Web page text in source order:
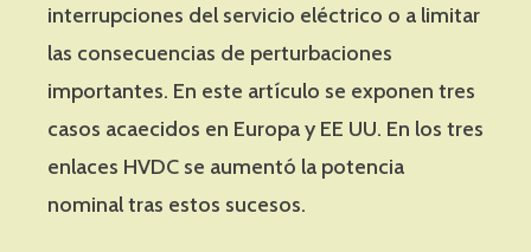
interrupciones del servicio eléctrico o a limitar
las consecuencias de perturbaciones
importantes. En este artículo se exponen tres
casos acaecidos en Europa y EE UU. En los tres
enlaces HVDC se aumentó la potencia
nominal tras estos sucesos.